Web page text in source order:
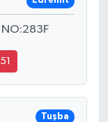
NO:283F
Tuşba